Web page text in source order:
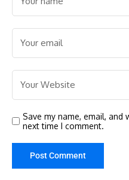
Save my name, email,
next time I comment.